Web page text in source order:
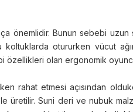
önemlidir. Bunun sebebi
otururken vücut
özellikleri olan ergonomik
rahat etmesi açısından
Suni deri ve nubuk